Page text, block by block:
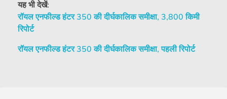
यह भी देखें:
रॉयल एनफील्ड हंटर 350 की दीर्घकालिक समीक्षा, 3,800 किमी
रिपोर्ट
रॉयल एनफील्ड हंटर 350 की दीर्घकालिक समीक्षा, पहली रिपोर्ट